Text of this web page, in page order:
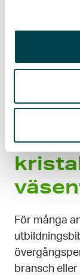
många nya
bekanta
så
komplett
För många
bransch